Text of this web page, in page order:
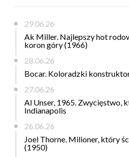
29.06.26
Ak Miller. Najlepszy hot
koron góry (1966)
28.06.26
Bocar. Koloradzki
27.06.26
Al Unser, 1965. Zwycięstwo,
Indianapolis
26.06.26
Joel Thorne. Milioner, który
(1950)